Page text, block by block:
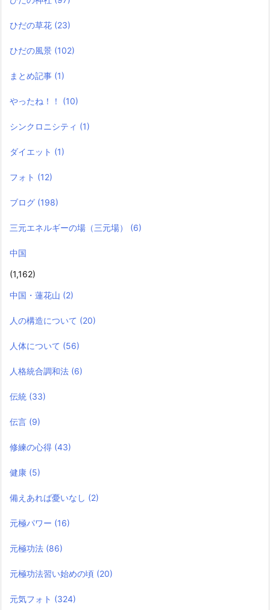
ひだの草花 (23)
ひだの風景 (102)
まとめ記事 (1)
やったね！！ (10)
シンクロニシティ (1)
ダイエット (1)
フォト (12)
ブログ (198)
三元エネルギーの場（三元場） (6)
中国
(1,162)
中国・蓮花山 (2)
人の構造について (20)
人体について (56)
人格統合調和法 (6)
伝統 (33)
伝言 (9)
修練の心得 (43)
健康 (5)
備えあれば憂いなし (2)
元極パワー (16)
元極功法 (86)
元極功法習い始めの頃 (20)
元気フォト (324)